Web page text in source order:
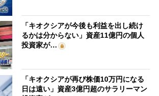
「キオクシアが今後も利益を出し続け
るかは分からない」資産11億円の個人
投資家が…
「キオクシアが再び株価10万円になる
日は遠い」資産3億円超のサラリーマン